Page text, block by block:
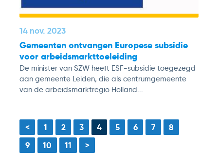
14 nov. 2023
Gemeenten ontvangen Europese subsidie
voor arbeidsmarkttoeleiding
De minister van SZW heeft ESF-subsidie toegezegd
aan gemeente Leiden, die als centrumgemeente
van de arbeidsmarktregio Holland...
< 1 2 3 4 5 6 7
8
9
10 11 >